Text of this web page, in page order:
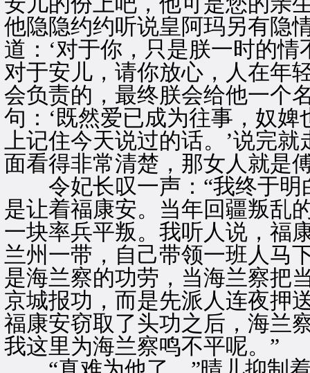
他隐隐约约听说皇阿玛另有隐
道：‘对于你，只是朕一时的
对于安儿，请你放心，人在年
会负责的，最终朕会给他一个
句：‘既然爱已成为往事，奴
上记住今天说过的话。’说完
面看得非常清楚，那女人就是
令妃长叹一声：“我终于明
是让着福康安。当年回疆叛乱
一块率兵平叛。我听人说，福
兰州一带，自己带领一班人马
是海兰察的功劳，当海兰察把
京城报功，而是先派人连夜押
福康安窃取了头功之后，海兰
我这里为海兰察鸣不平呢。”